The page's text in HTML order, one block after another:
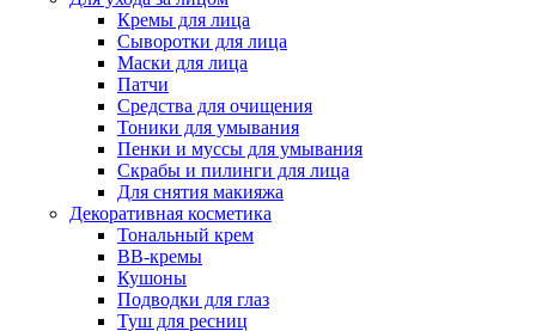
Кремы для лица
Сыворотки для лица
Маски для лица
Патчи
Средства для очищения
Тоники для умывания
Пенки и муссы для умывания
Скрабы и пилинги для лица
Для снятия макияжа
Декоративная косметика
Тональный крем
BB-кремы
Кушоны
Подводки для глаз
Туш для ресниц